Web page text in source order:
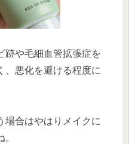
跡や毛細血管拡張症を
、悪化を避ける程度に
場合はやはりメイクに